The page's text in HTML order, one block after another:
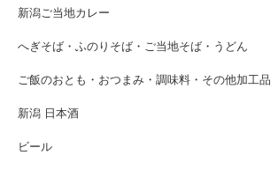
新潟ご当地カレー
へぎそば・ふのりそば・ご当地そば・うどん
ご飯のおとも・おつまみ・調味料・その他加工品
新潟 日本酒
ビール